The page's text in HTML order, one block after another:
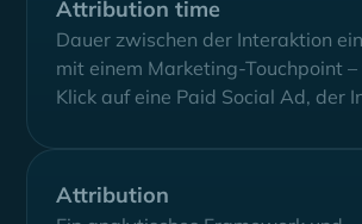
Attribution time
Dauer zwischen der Interaktion
mit einem Marketing-Touchpoint
Klick auf eine Paid Social Ad, der
einem entsprechenden
Attribution